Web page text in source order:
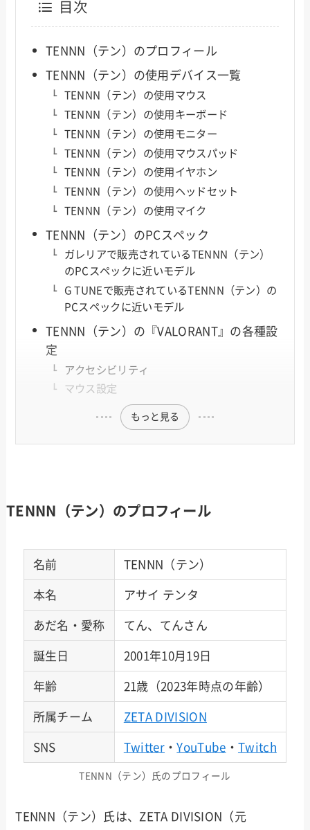
目次
TENNN（テン）のプロフィール
TENNN（テン）の使用デバイス一覧
TENNN（テン）の使用マウス
TENNN（テン）の使用キーボード
TENNN（テン）の使用モニター
TENNN（テン）の使用マウスパッド
TENNN（テン）の使用イヤホン
TENNN（テン）の使用ヘッドセット
TENNN（テン）の使用マイク
TENNN（テン）のPCスペック
ガレリアで販売されているTENNN（テン）
のPCスペックに近いモデル
G TUNEで販売されているTENNN（テン）の
PCスペックに近いモデル
TENNN（テン）の『VALORANT』の各種設
定
アクセシビリティ
マウス設定
もっと見る
TENNN（テン）のプロフィール
名前 TENNN（テン）
本名 アサイ テンタ
あだ名・愛称 てん、てんさん
誕生日 2001年10月19日
年齢 21歳（2023年時点の年齢）
所属チーム ZETA DIVISION
SNS Twitter ・YouTube ・ Twitch
TENNN（テン）氏のプロフィール
TENNN（テン）氏は、ZETA DIVISION（元